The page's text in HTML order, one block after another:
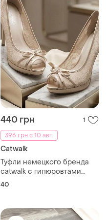
440 грн
1
396 грн с 10 авг.
Catwalk
Туфли немецкого бренда
catwalk с гипюровтами
вставками, открывающийся
40